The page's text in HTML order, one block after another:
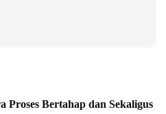
Bertahap dan Sekaligus